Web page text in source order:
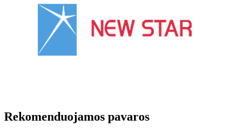
Rekomenduojamos pavaros